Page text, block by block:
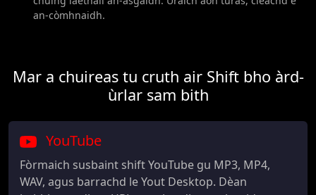
an-còmhnaidh.
Mar a chuireas tu cruth air Shift bho àrd-
ùrlar sam bith
YouTube
Fòrmaich susbaint shift YouTube gu MP3, MP4,
WAV, agus barrachd le Yout Desktop. Dèan